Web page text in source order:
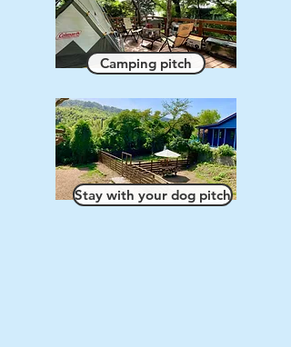
Camping pitch
Stay with your dog pitch